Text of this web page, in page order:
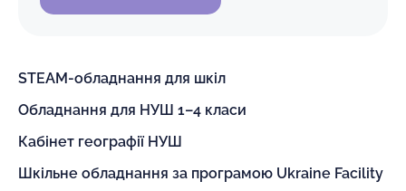
STEAM-обладнання для шкіл
Обладнання для НУШ 1–4 класи
Кабінет географії НУШ
Шкільне обладнання за програмою Ukraine Facility